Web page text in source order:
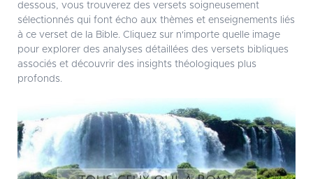
dessous, vous trouverez des versets soigneusement
sélectionnés qui font écho aux thèmes et enseignements liés
à ce verset de la Bible. Cliquez sur n'importe quelle image
pour explorer des analyses détaillées des versets bibliques
associés et découvrir des insights théologiques plus
profonds.